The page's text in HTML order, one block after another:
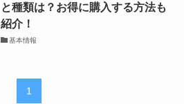
と種類は？お得に購入する方法も
紹介！
基本情報
1